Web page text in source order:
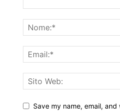
Save my name, email,